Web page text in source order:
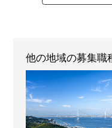
他の地域の募集職